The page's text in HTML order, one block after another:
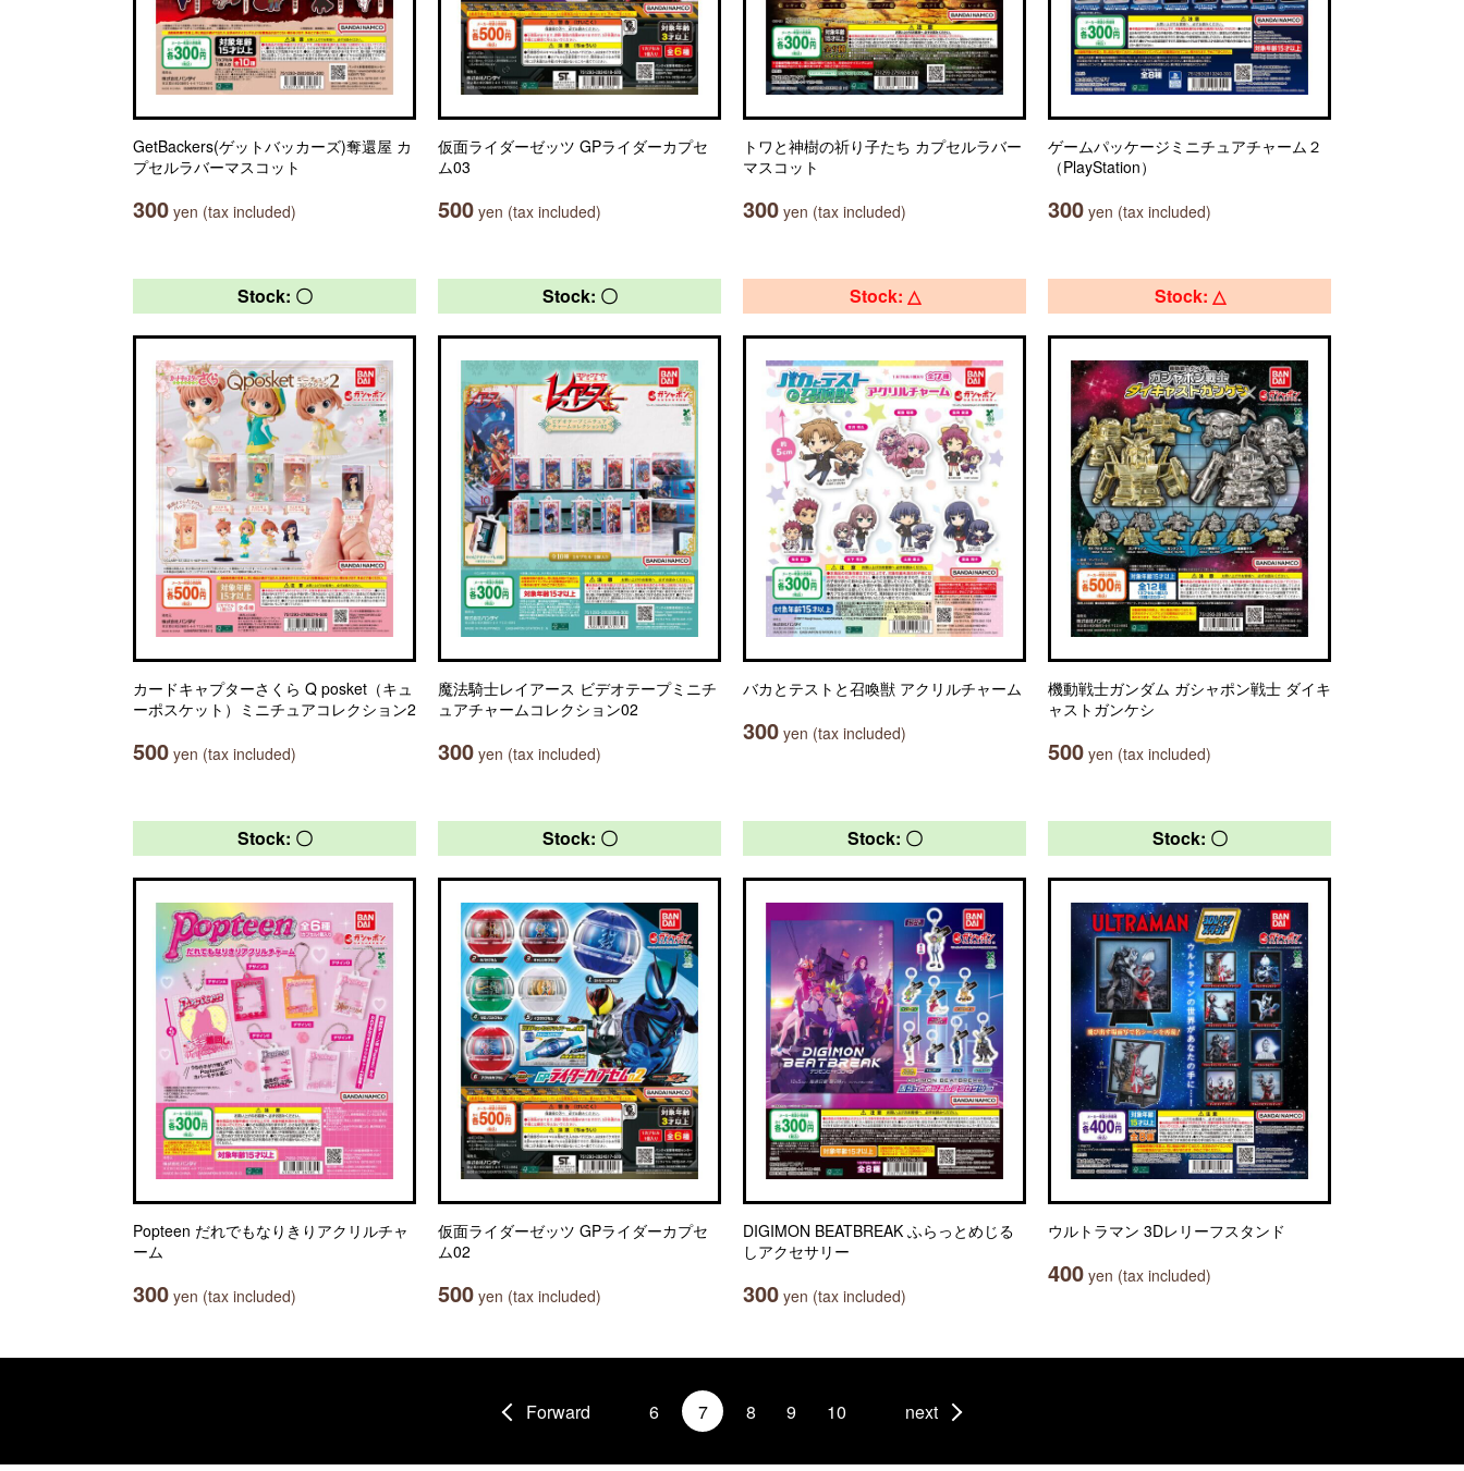
GetBackers(ゲットバッカーズ)奪還屋 カ
プセルラバーマスコット
300 yen (tax included)
仮面ライダーゼッツ GPライダーカプセ
ム03
500 yen (tax included)
トワと神樹の祈り子たち カプセルラバー
マスコット
300 yen (tax included)
ゲームパッケージミニチュアチャーム２
（PlayStation）
300 yen (tax included)
Stock: 〇
カードキャプターさくら Q posket（キュ
ーポスケット）ミニチュアコレクション2
500 yen (tax included)
Stock: 〇
魔法騎士レイアース ビデオテープミニチ
ュアチャームコレクション02
300 yen (tax included)
Stock: △
バカとテストと召喚獣 アクリルチャーム
300 yen (tax included)
Stock: △
機動戦士ガンダム ガシャポン戦士 ダイキ
ャストガンケシ
500 yen (tax included)
Stock: 〇
Popteen だれでもなりきりアクリルチャ
ーム
300 yen (tax included)
Stock: 〇
仮面ライダーゼッツ GPライダーカプセ
ム02
500 yen (tax included)
Stock: 〇
DIGIMON BEATBREAK ふらっとめじる
しアクセサリー
300 yen (tax included)
Stock: 〇
ウルトラマン 3Dレリーフスタンド
400 yen (tax included)
Forward 6 7 8 9 10 next